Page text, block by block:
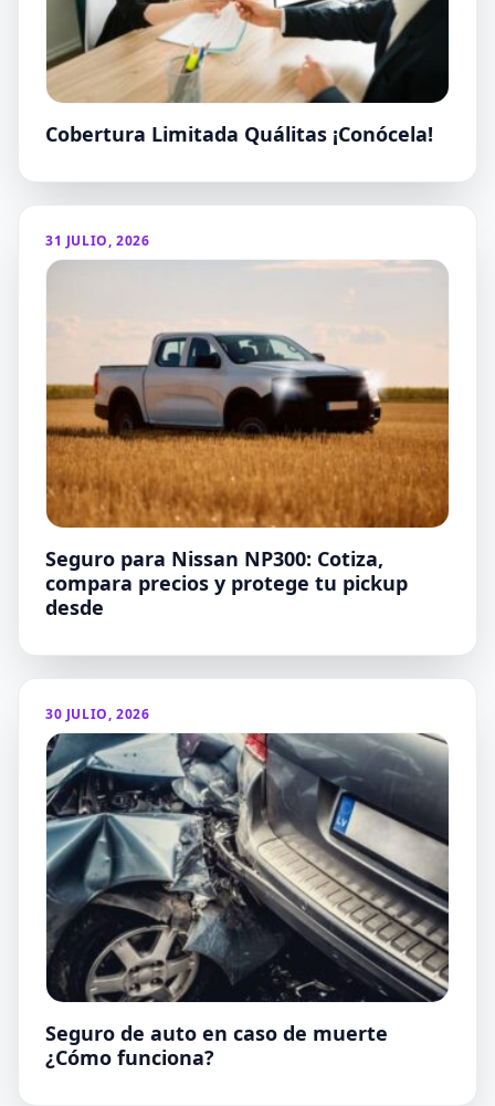
Cobertura Limitada Quálitas ¡Conócela!
31 JULIO, 2026
Seguro para Nissan NP300: Cotiza,
compara precios y protege tu pickup
desde
30 JULIO, 2026
Seguro de auto en caso de muerte
¿Cómo funciona?